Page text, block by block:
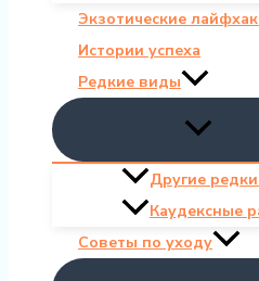
Экзотические
Истории успеха
Редкие виды
Другие
Каудексные
Советы по уходу